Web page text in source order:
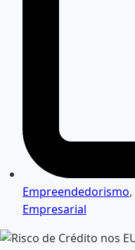
Empreendedorismo,
Empresarial